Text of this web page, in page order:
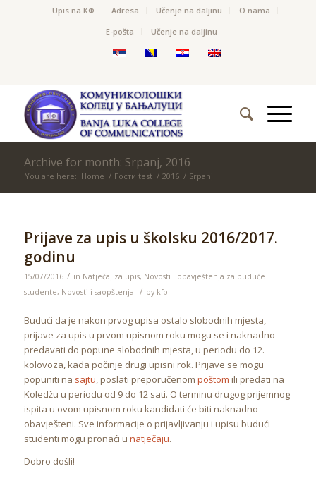
Upis na КФ Adresa Učenje na daljinu
O nama
Е-pošta
Učenje na daljinu
Archive for month: Srpanj, 2016
You are here: Home / Гости test / 2016 / Srpanj
Prijave za upis u školsku 2016/2017.
godinu
15/07/2016 / in Natječaj za upis, Novosti i obavještenja za buduće
studente, Novosti i saopštenja / by kfbl
Budući da je nakon prvog upisa ostalo slobodnih mjesta,
prijave za upis u prvom upisnom roku mogu se i naknadno
predavati do popune slobodnih mjesta, u periodu do 12.
kolovoza, kada počinje drugi upisni rok. Prijave se mogu
popuniti na sajtu, poslati preporučenom poštom ili predati na
Koledžu u periodu od 9 do 12 sati. O terminu drugog prijemnog
ispita u ovom upisnom roku kandidati će biti naknadno
obavješteni. Sve informacije o prijavljivanju i upisu budući
studenti mogu pronaći u natječaju.
Dobro došli!